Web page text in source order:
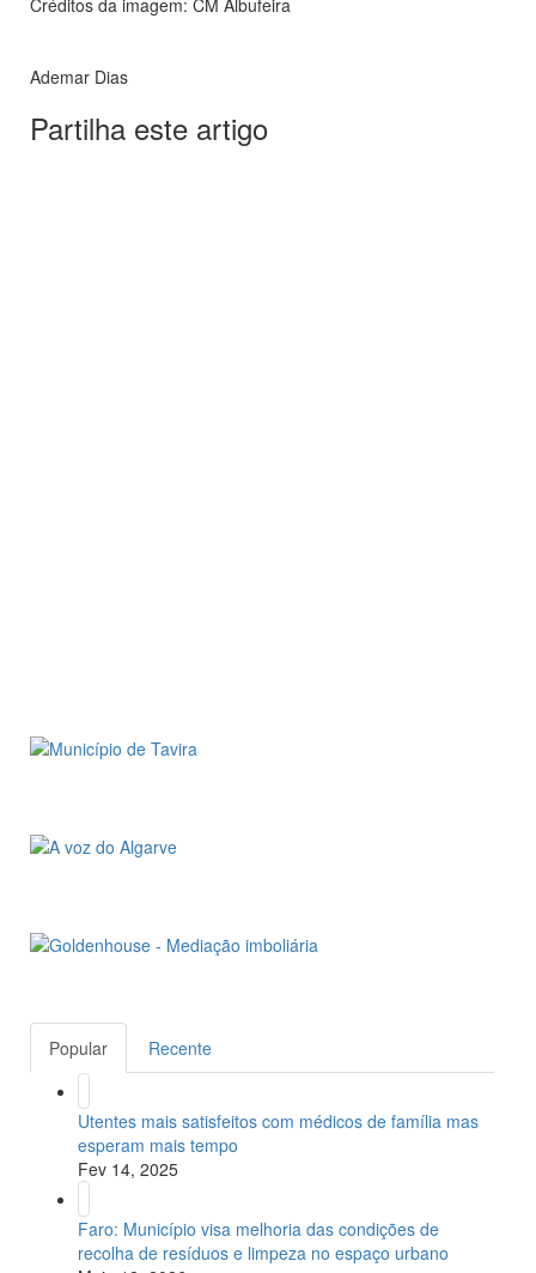
Créditos da imagem: CM Albufeira
Ademar Dias
Partilha este artigo
Popular Recente
Utentes mais satisfeitos com médicos de família mas
esperam mais tempo
Fev 14, 2025
Faro: Município visa melhoria das condições de
recolha de resíduos e limpeza no espaço urbano